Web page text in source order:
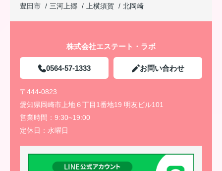
豊田市
三河上郷 上横須賀 北岡崎
株式会社エステート・ラボ
0564-57-1333 お問い合わせ
〒444-0823
愛知県岡崎市上地６丁目1番地19 明友ビル101
営業時間： 9:30~19:00
定休日： 水曜日